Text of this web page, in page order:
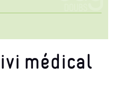
médical